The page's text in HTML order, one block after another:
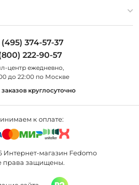
(495) 374-57-37
222-90-57
центр eжедневно,
до 22:00 по Москве
круглосуточно
к оплате:
Интернет-магазин Fedomo
права защищены.